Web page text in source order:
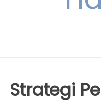
Strategi